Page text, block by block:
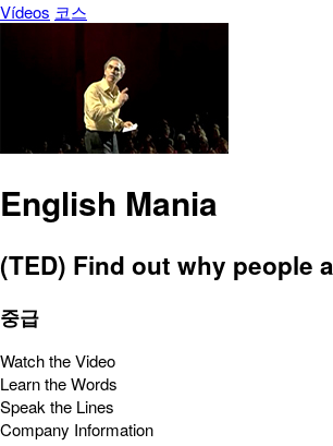
Vídeos 코스
English Mania
(TED) Find out why people
중급
Watch the Video
Learn the Words
Speak the Lines
Company Information